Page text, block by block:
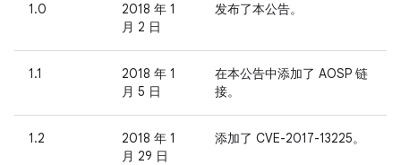
1.0
2018 年 1
月 2 日
发布了本公告。
1.1
2018 年 1
月 5 日
在本公告中添加了 AOSP 链
接。
1.2
2018 年 1
月 29 日
添加了 CVE-2017-13225。